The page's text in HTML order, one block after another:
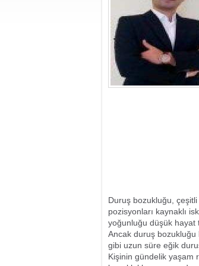
Duruş bozukluğu,
pozisyonları kaynaklı
yoğunluğu düşük hayat
Ancak duruş bozukluğu
gibi uzun süre eğik
Kişinin gündelik yaşam